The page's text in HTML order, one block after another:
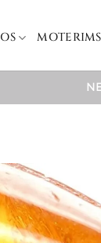
MOTERIMS